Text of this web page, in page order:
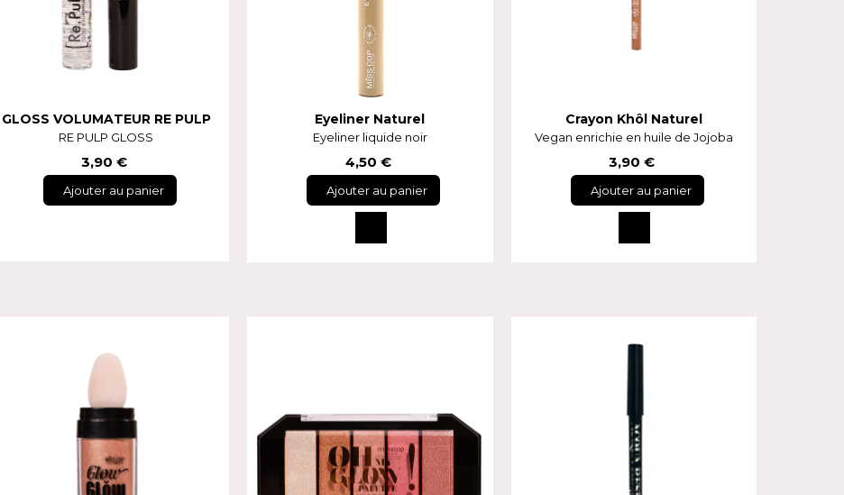
GLOSS VOLUMATEUR RE PULP
RE PULP GLOSS
3,90 €
Ajouter au panier
Eyeliner Naturel
Eyeliner liquide noir
4,50 €
Ajouter au panier
Crayon Khôl Naturel
Vegan enrichie en huile de Jojoba
3,90 €
Ajouter au panier